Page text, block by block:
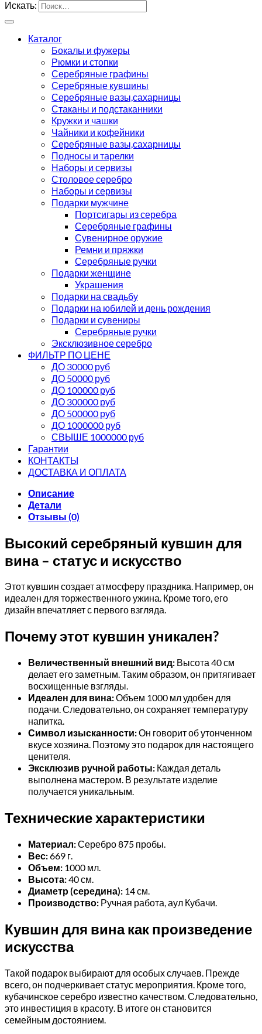
Искать:
Каталог
Бокалы и фужеры
Рюмки и стопки
Серебряные графины
Серебряные кувшины
Серебряные вазы,сахарницы
Стаканы и подстаканники
Кружки и чашки
Чайники и кофейники
Серебряные вазы,сахарницы
Подносы и тарелки
Наборы и сервизы
Столовое серебро
Наборы и сервизы
Подарки мужчине
Портсигары из серебра
Серебряные графины
Сувенирное оружие
Ремни и пряжки
Серебряные ручки
Подарки женщине
Украшения
Подарки на свадьбу
Подарки на юбилей и день рождения
Подарки и сувениры
Серебряные ручки
Эксклюзивное серебро
ФИЛЬТР ПО ЦЕНЕ
ДО 30000 руб
ДО 50000 руб
ДО 100000 руб
ДО 300000 руб
ДО 500000 руб
ДО 1000000 руб
СВЫШЕ 1000000 руб
Гарантии
КОНТАКТЫ
ДОСТАВКА И ОПЛАТА
Описание
Детали
Отзывы (0)
Высокий серебряный кувшин для
вина – статус и искусство
Этот кувшин создает атмосферу праздника. Например, он
идеален для торжественного ужина. Кроме того, его
дизайн впечатляет с первого взгляда.
Почему этот кувшин уникален?
Величественный внешний вид: Высота 40 см
делает его заметным. Таким образом, он притягивает
восхищенные взгляды.
Идеален для вина:Объем 1000 мл удобен для
подачи. Следовательно, он сохраняет температуру
напитка.
Символ изысканности:Он говорит об утонченном
вкусе хозяина. Поэтому это подарок для настоящего
ценителя.
Эксклюзив ручной работы: Каждая деталь
выполнена мастером. В результате изделие
получается уникальным.
Технические характеристики
Материал:Серебро 875 пробы.
Вес:669 г.
Объем: 1000 мл.
Высота:40 см.
Диаметр (середина): 14 см.
Производство: Ручная работа, аул Кубачи.
Кувшин для вина как произведение
искусства
Такой подарок выбирают для особых случаев. Прежде
всего, он подчеркивает статус мероприятия. Кроме того,
кубачинское серебро известно качеством. Следовательно,
это инвестиция в красоту. В итоге он становится
семейным достоянием.